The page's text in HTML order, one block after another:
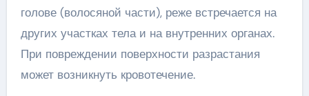
голове (волосяной части), реже встречается на
других участках тела и на внутренних органах.
При повреждении поверхности разрастания
может возникнуть кровотечение.